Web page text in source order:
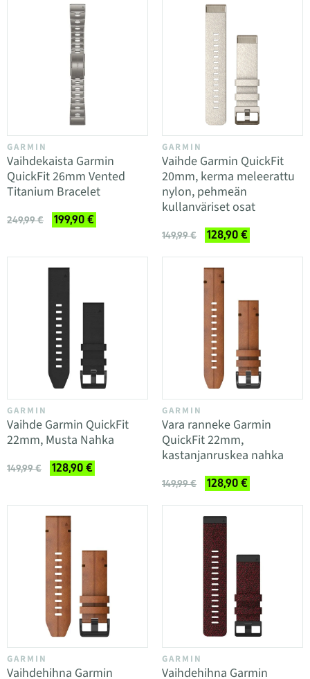
GARMIN
Vaihdekaista Garmin
QuickFit 26mm Vented
Titanium Bracelet
249,99 € 199,90 €
GARMIN
Vaihde Garmin QuickFit
20mm, kerma meleerattu
nylon, pehmeän
kullanväriset osat
149,99 € 128,90 €
GARMIN
Vaihde Garmin QuickFit
22mm, Musta Nahka
149,99 € 128,90 €
GARMIN
Vara ranneke Garmin
QuickFit 22mm,
kastanjanruskea nahka
149,99 € 128,90 €
GARMIN
Vaihdehihna Garmin
GARMIN
Vaihdehihna Garmin